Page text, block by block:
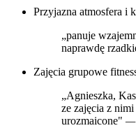
Przyjazna atmosfera i
„panuje
naprawdę
Zajęcia grupowe
„Agnieszka,
ze zajęcia z
urozmaicone" —